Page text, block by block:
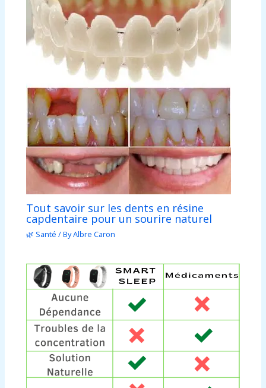
Tout savoir sur les dents en résine
capdentaire pour un sourire naturel
🌿 Santé / ByAlbre Caron